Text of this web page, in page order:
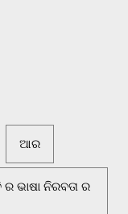
ଆର
ଭାଷା ନିରବତା ର